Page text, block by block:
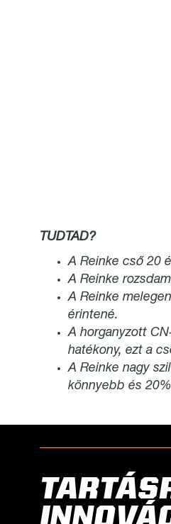
TUDTAD?
A Reinke cső 20
A Reinke
A Reinke
érintené.
A horganyzott
hatékony, ezt a
A Reinke nagy
könnyebb és